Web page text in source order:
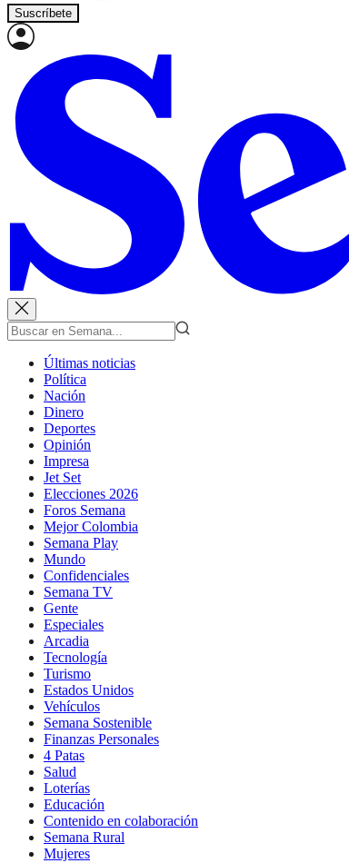
Suscríbete
Últimas noticias
Política
Nación
Dinero
Deportes
Opinión
Impresa
Jet Set
Elecciones 2026
Foros Semana
Mejor Colombia
Semana Play
Mundo
Confidenciales
Semana TV
Gente
Especiales
Arcadia
Tecnología
Turismo
Estados Unidos
Vehículos
Semana Sostenible
Finanzas Personales
4 Patas
Salud
Loterías
Educación
Contenido en colaboración
Semana Rural
Mujeres